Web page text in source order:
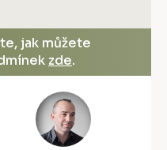
jak můžete
zde.